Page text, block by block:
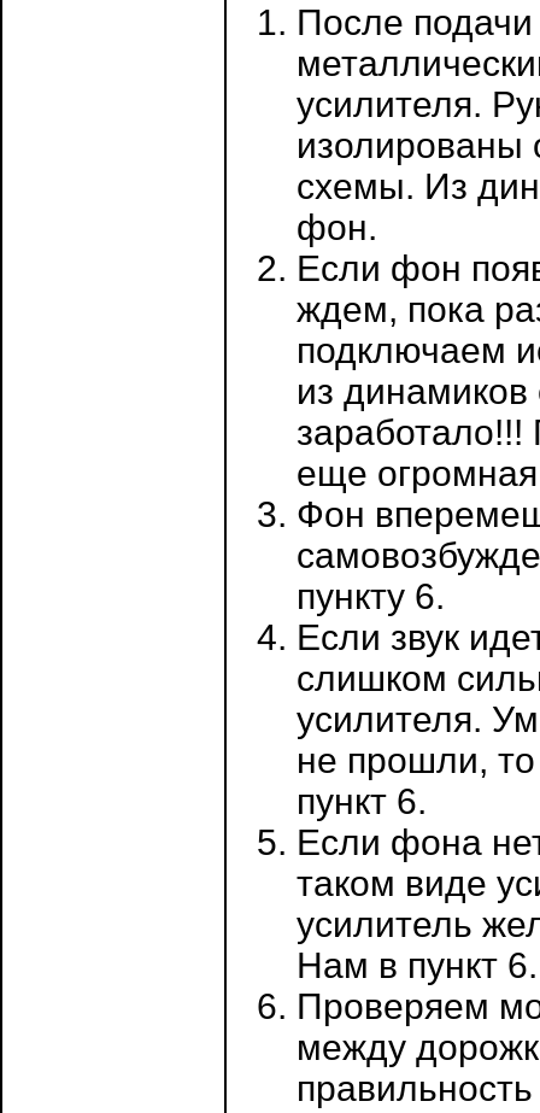
После
усилителя.
изолированы
схемы. Из
фон.
Если фон
ждем, пока
подключаем
из
еще
Фон
пункту 6.
Если звук
слишком
усилителя.
не прошли,
пункт 6.
Если фона
таком виде
усилитель
Нам в пункт 6.
Проверяем
между